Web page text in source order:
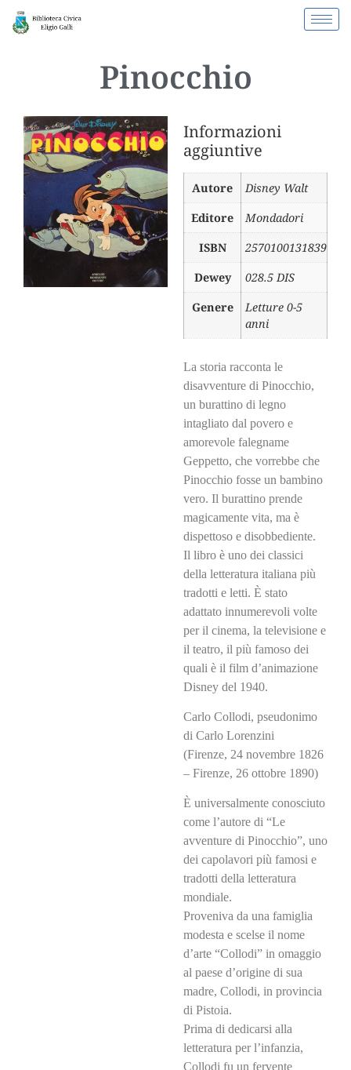
Pinocchio
Informazioni
aggiuntive
Autore
Disney Walt
Editore
Mondadori
ISBN
2570100131839
Dewey
028.5 DIS
Genere
Letture 0-5
anni
La storia racconta le
disavventure di Pinocchio,
un burattino di legno
intagliato dal povero e
amorevole falegname
Geppetto, che vorrebbe che
Pinocchio fosse un bambino
vero. Il burattino prende
magicamente vita, ma è
dispettoso e disobbediente.
Il libro è uno dei classici
della letteratura italiana più
tradotti e letti. È stato
adattato innumerevoli volte
per il cinema, la televisione e
il teatro, il più famoso dei
quali è il film d’animazione
Disney del 1940.
Carlo Collodi, pseudonimo
di Carlo Lorenzini
(Firenze, 24 novembre 1826
– Firenze, 26 ottobre 1890)
È universalmente conosciuto
come l’autore di “Le
avventure di Pinocchio”, uno
dei capolavori più famosi e
tradotti della letteratura
mondiale.
Proveniva da una famiglia
modesta e scelse il nome
d’arte “Collodi” in omaggio
al paese d’origine di sua
madre, Collodi, in provincia
di Pistoia.
Prima di dedicarsi alla
letteratura per l’infanzia,
Collodi fu un fervente